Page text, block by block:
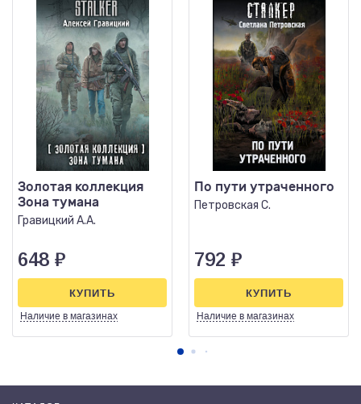
Золотая коллекция
Зона тумана
Гравицкий А.А.
648 ₽
Наличие в магазинах
КУПИТЬ
По пути утраченного
Петровская С.
792 ₽
Наличие в магазинах
КУПИТЬ